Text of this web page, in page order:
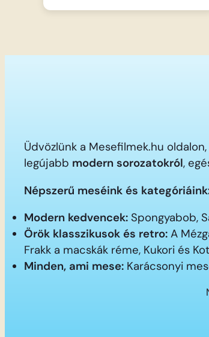
Üdvözlünk a Mesefilmek.hu
legújabb modern sorozatokról,
Népszerű meséink és
Modern kedvencek: Spongyabob,
Örök klasszikusok és retro: A
Frakk a macskák réme, Kukori és
Minden, ami mese: Karácsonyi